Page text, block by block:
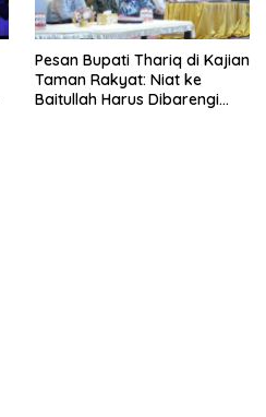
Pesan Bupati Thariq di Kajian
Taman Rakyat: Niat ke
Baitullah Harus Dibarengi